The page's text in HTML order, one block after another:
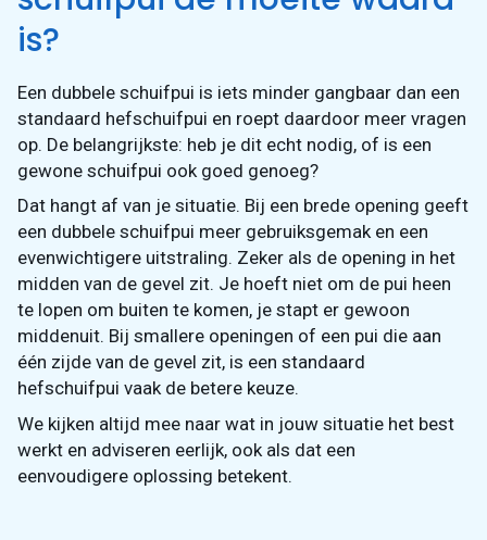
is?
Een dubbele schuifpui is iets minder gangbaar dan een
standaard hefschuifpui en roept daardoor meer vragen
op. De belangrijkste: heb je dit echt nodig, of is een
gewone schuifpui ook goed genoeg?
Dat hangt af van je situatie. Bij een brede opening geeft
een dubbele schuifpui meer gebruiksgemak en een
evenwichtigere uitstraling. Zeker als de opening in het
midden van de gevel zit. Je hoeft niet om de pui heen
te lopen om buiten te komen, je stapt er gewoon
middenuit. Bij smallere openingen of een pui die aan
één zijde van de gevel zit, is een standaard
hefschuifpui vaak de betere keuze.
We kijken altijd mee naar wat in jouw situatie het best
werkt en adviseren eerlijk, ook als dat een
eenvoudigere oplossing betekent.